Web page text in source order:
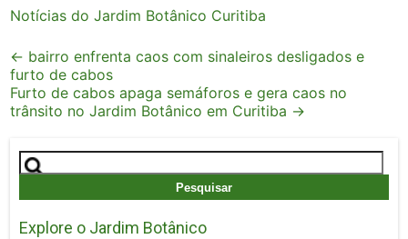
Notícias do Jardim Botânico Curitiba
Post
navigation
← bairro enfrenta caos com sinaleiros desligados e
furto de cabos
Furto de cabos apaga semáforos e gera caos no
trânsito no Jardim Botânico em Curitiba →
Pesquisar
por:
Explore o Jardim Botânico